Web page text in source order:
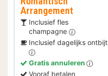
Arrangement
Inclusief fles
champagne
Inclusief dagelijks ontbijt
Gratis annuleren
Vooraf betalen